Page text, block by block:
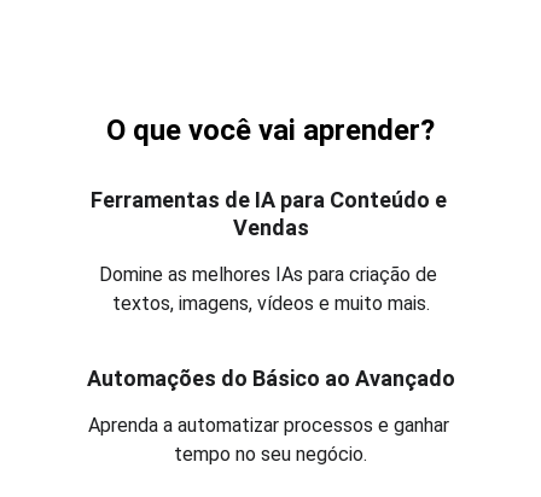
O que você vai aprender?
Ferramentas de IA para Conteúdo e
Vendas
Domine as melhores IAs para criação de
textos, imagens, vídeos e muito mais.
Automações do Básico ao Avançado
Aprenda a automatizar processos e ganhar
tempo no seu negócio.